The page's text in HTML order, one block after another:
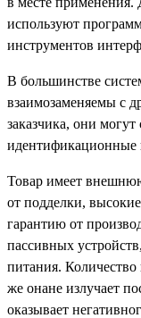
используют
инструментов
В большинстве
взаимозаменяемы с
заказчика, они
идентификационные
Товар имеет
от подделки,
гарантию от
пассивных
питания.
же онане излучает
оказывает